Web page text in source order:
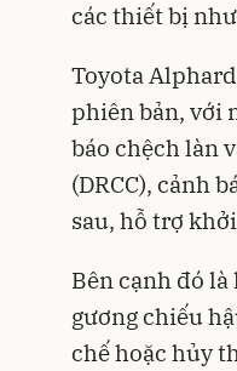
các thiết bị
Toyota
phiên bản, với
báo chệch làn
(DRCC), cảnh
sau, hỗ trợ
Bên cạnh đó
gương chiếu
chế hoặc hủy